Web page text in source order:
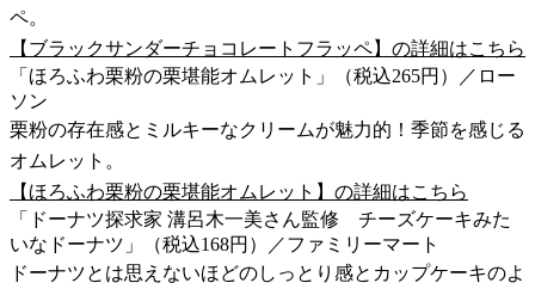
ペ。
【ブラックサンダーチョコレートフラッペ】の詳細はこちら
「ほろふわ栗粉の栗堪能オムレット」（税込265円）／ロー
ソン
栗粉の存在感とミルキーなクリームが魅力的！季節を感じる
オムレット。
【ほろふわ栗粉の栗堪能オムレット】の詳細はこちら
「ドーナツ探求家 溝呂木一美さん監修 チーズケーキみた
いなドーナツ」（税込168円）／ファミリーマート
ドーナツとは思えないほどのしっとり感とカップケーキのよ